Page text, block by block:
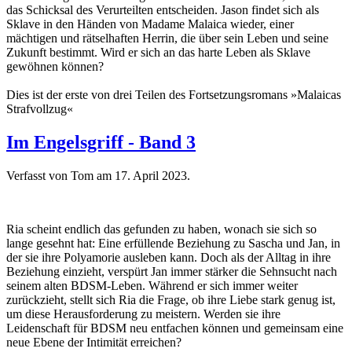
das Schicksal des Verurteilten entscheiden. Jason findet sich als
Sklave in den Händen von Madame Malaica wieder, einer
mächtigen und rätselhaften Herrin, die über sein Leben und seine
Zukunft bestimmt. Wird er sich an das harte Leben als Sklave
gewöhnen können?
Dies ist der erste von drei Teilen des Fortsetzungsromans »Malaicas
Strafvollzug«
Im Engelsgriff - Band 3
Verfasst von Tom am 17. April 2023.
Ria scheint endlich das gefunden zu haben, wonach sie sich so
lange gesehnt hat: Eine erfüllende Beziehung zu Sascha und Jan, in
der sie ihre Polyamorie ausleben kann. Doch als der Alltag in ihre
Beziehung einzieht, verspürt Jan immer stärker die Sehnsucht nach
seinem alten BDSM-Leben. Während er sich immer weiter
zurückzieht, stellt sich Ria die Frage, ob ihre Liebe stark genug ist,
um diese Herausforderung zu meistern. Werden sie ihre
Leidenschaft für BDSM neu entfachen können und gemeinsam eine
neue Ebene der Intimität erreichen?